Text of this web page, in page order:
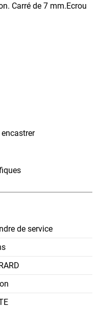
Carré de 7 mm.Ecrou
de service